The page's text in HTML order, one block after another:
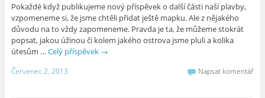
Pokaždé když publikujeme nový příspěvek o další části naší plavby,
vzpomeneme si, že jsme chtěli přidat ještě mapku. Ale z nějakého
důvodu na to vždy zapomeneme. Pravda je ta, že můžeme stokrát
popsat, jakou úžinou či kolem jakého ostrova jsme pluli a kolika
útesům … Celý příspěvek →
Červenec 2, 2013 Napsat komentář